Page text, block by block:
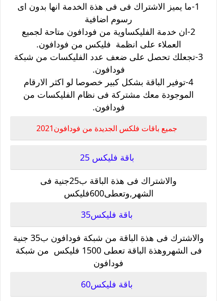
1-ما يميز الاشتراك فى فى هذة الخدمة انها بدون اى
رسوم اضافية
2-ان خدمة الفليكساوية من فودافون متاحة لجميع
العملاء على انظمة فليكس من فودافون.
3-تجعلك تحصل على ضعف عدد الفليكسات من شبكة
فودافون.
4-توفير الباقة بشكل كبير خصوصا لو اكثر الارقام
الموجودة معك مشتركة فى نظام الفليكسات من
فودافون.
جميع باقات فلكس الجديدة من فودافون2021
باقة فليكس 25
والاشتراك فى هذة الباقة ب25جنية فى
الشهر,وتعطى600فليكس
باقة فليكس35
والاشترك فى هذة الباقة من شبكة فودافون ب35 جنية
فى الشهروهذة الباقة تعطى 1500 فليكس من شبكة
فودافون
باقة فليكس60